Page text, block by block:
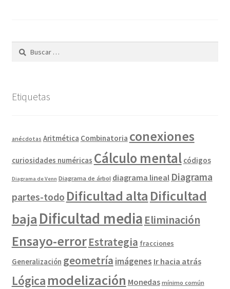
Buscar:
Etiquetas
anécdotas Aritmética Combinatoria conexiones
curiosidades numéricas Cálculo mental códigos
Diagrama de Venn Diagrama de árbol diagrama lineal Diagrama
partes-todo Dificultad alta Dificultad
baja Dificultad media Eliminación
Ensayo-errorEstrategia fracciones
Generalización geometría imágenes Ir hacia atrás
Lógica modelización Monedas mínimo común